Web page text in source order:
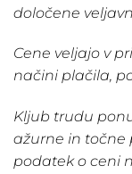
določene
Cene veljajo v
načini plačila,
Kljub trudu
ažurne in točne
podatek o ceni